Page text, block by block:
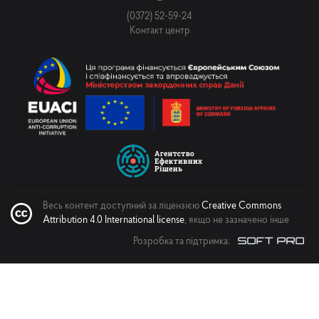
Надіслати
(0372) 52-59-24
Контакт центр
Весь контент доступний за ліцензією Creative Commons
Attribution 4.0 International license, якщо не зазначено інше
Розробка та підтримка: